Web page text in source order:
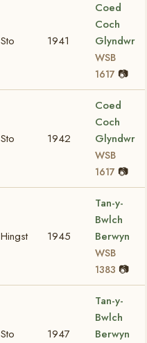
Sto 1941
Coed
Coch
Glyndwr
WSB
1617 📷
Sto 1942
Coed
Coch
Glyndwr
WSB
1617 📷
Hingst 1945
Tan-y-
Bwlch
Berwyn
WSB
1383 📷
Sto 1947
Tan-y-
Bwlch
Berwyn